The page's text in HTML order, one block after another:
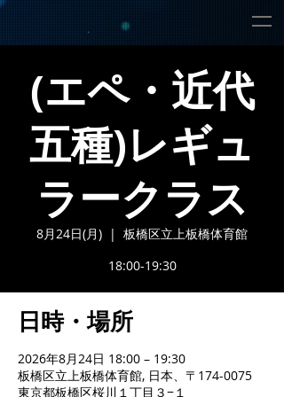
(エペ・近代
五種)レギュ
ラークラス
8月24日(月)
  |
板橋区立上板橋体育館
18:00-19:30
日時・場所
2026年8月24日 18:00 – 19:30
板橋区立上板橋体育館, 日本、〒174-0075
東京都板橋区桜川１丁目３−１